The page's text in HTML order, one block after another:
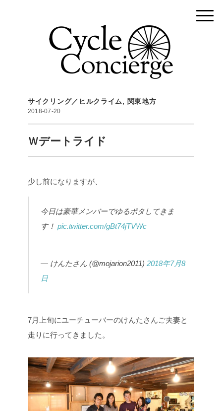
サイクリング／ヒルクライム, 関東地方
2018-07-20
Ｗデートライド
少し前になりますが、
今日は豪華メンバーでゆるポタしてきま
す！ pic.twitter.com/gBt74jTVWc
— けんたさん (@mojarion2011) 2018年7月8
日
7月上旬にユーチューバーのけんたさんご夫妻と
走りに行ってきました。